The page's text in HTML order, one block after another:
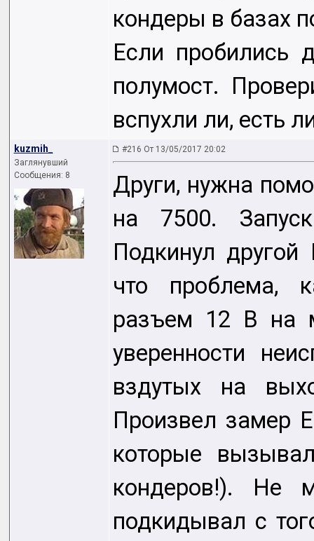
кондеры в базах
Если пробились
полумост.
вспухли ли, есть
kuzmih_
Заглянувший
Сообщения: 8
#216 От 13/05/2017 20:02
Други, нужна
на 7500.
Подкинул
что проблема,
разъем 12 В на
уверенности
вздутых на
Произвел замер
которые
кондеров!). Не
подкидывал с